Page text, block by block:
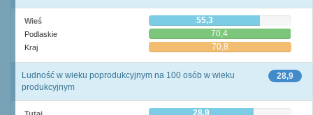
Wieś 55,3
Podlaskie 70,4
Kraj 70,8
28,9
Ludność w wieku poprodukcyjnym na 100 osób w wieku
produkcyjnym
28,9